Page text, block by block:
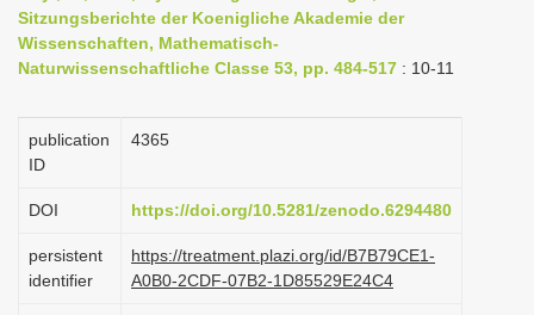
a
g
o
n
Sitzungsberichte der Koenigliche Akademie der
Wissenschaften, Mathematisch-
Naturwissenschaftliche Classe 53, pp. 484-517 : 10-11
publication
ID
4365
DOI https://doi.org/10.5281/zenodo.6294480
persistent
identifier
https://treatment.plazi.org/id/B7B79CE1-
A0B0-2CDF-07B2-1D85529E24C4